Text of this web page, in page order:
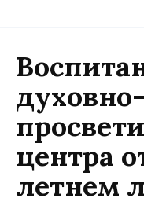
духовно-
центра
летнем